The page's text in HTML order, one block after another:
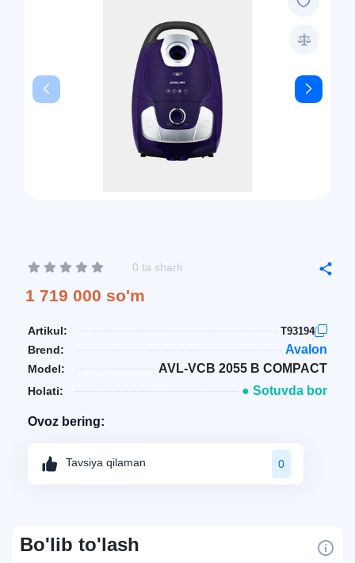
0 ta sharh
1 719 000 so'm
Artikul: T93194
Brend: Avalon
Model: AVL-VCB 2055 B COMPACT
Holati: ● Sotuvda bor
Ovoz bering:
Tavsiya qilaman 0
Bo'lib to'lash